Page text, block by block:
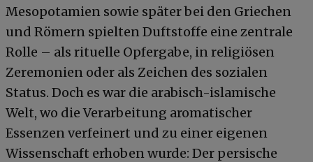
Mesopotamien sowie später bei den Griechen
und Römern spielten Duftstoffe eine zentrale
Rolle – als rituelle Opfergabe, in religiösen
Zeremonien oder als Zeichen des sozialen
Status. Doch es war die arabisch-islamische
Welt, wo die Verarbeitung aromatischer
Essenzen verfeinert und zu einer eigenen
Wissenschaft erhoben wurde: Der persische